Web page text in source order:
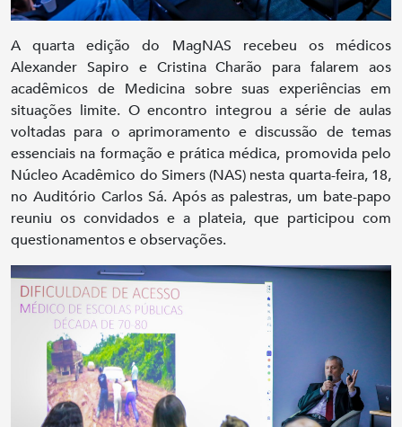
A quarta edição do MagNAS recebeu os médicos
Alexander Sapiro e Cristina Charão para falarem aos
acadêmicos de Medicina sobre suas experiências em
situações limite. O encontro integrou a série de aulas
voltadas para o aprimoramento e discussão de temas
essenciais na formação e prática médica, promovida pelo
Núcleo Acadêmico do Simers (NAS) nesta quarta-feira, 18,
no Auditório Carlos Sá. Após as palestras, um bate-papo
reuniu os convidados e a plateia, que participou com
questionamentos e observações.